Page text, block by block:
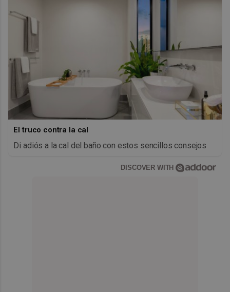
El truco contra la cal
Di adiós a la cal del baño con estos sencillos consejos
DISCOVER WITH